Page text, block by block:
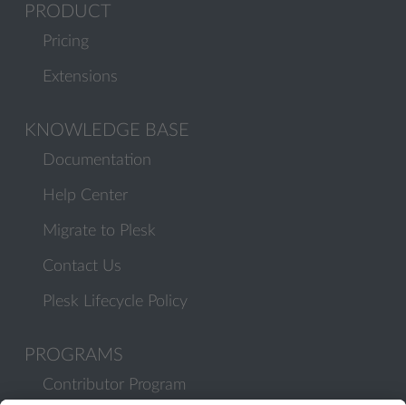
PRODUCT
Pricing
Extensions
KNOWLEDGE BASE
Documentation
Help Center
Migrate to Plesk
Contact Us
Plesk Lifecycle Policy
PROGRAMS
Contributor Program